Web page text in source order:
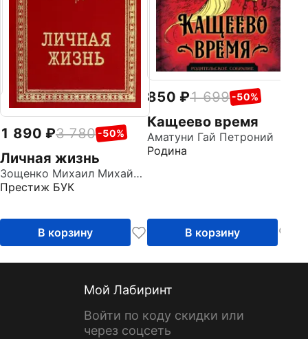
1 890 3 780 -50%
Личная жизнь
Зощенко Михаил Михайлович
Престиж БУК
В корзину
850 1 699 -50%
Кащеево время
Аматуни Гай Петроний
Родина
В корзину
Мой Лабиринт
Войти по коду скидки или
через соцсеть